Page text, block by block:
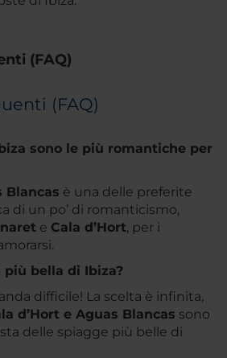
(FAQ)
(FAQ)
sono le più romantiche per
Blancas è una delle preferite
di un po’ di romanticismo,
e Cala d’Hort, per i
più bella di Ibiza?
difficile! La scelta è infinita,
d’Hort e Aguas Blancas sono
delle spiagge più belle di